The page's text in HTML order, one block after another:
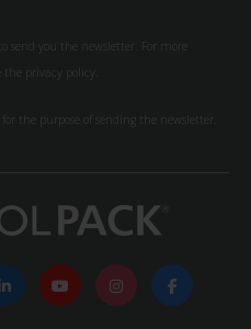
send you the newsletter. For more
privacy policy.
the purpose of sending the newsletter.